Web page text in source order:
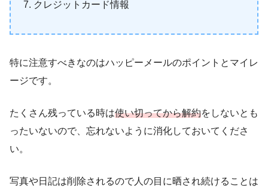
クレジットカード情報
特に注意すべきなのはハッピーメールのポイントとマイレ
ージです。
たくさん残っている時は使い切ってから解約をしないとも
ったいないので、忘れないように消化しておいてくださ
い。
写真や日記は削除されるので人の目に晒され続けることは